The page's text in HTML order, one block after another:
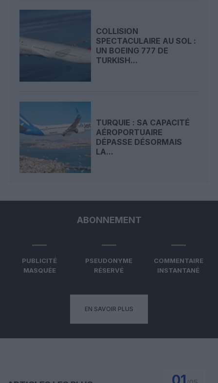
COLLISION
SPECTACULAIRE AU SOL :
UN BOEING 777 DE
TURKISH...
TURQUIE : SA CAPACITÉ
AÉROPORTUAIRE
DÉPASSE DÉSORMAIS
LA...
ABONNEMENT
PUBLICITÉ
MASQUÉE
PSEUDONYME
RÉSERVÉ
COMMENTAIRE
INSTANTANÉ
EN SAVOIR PLUS